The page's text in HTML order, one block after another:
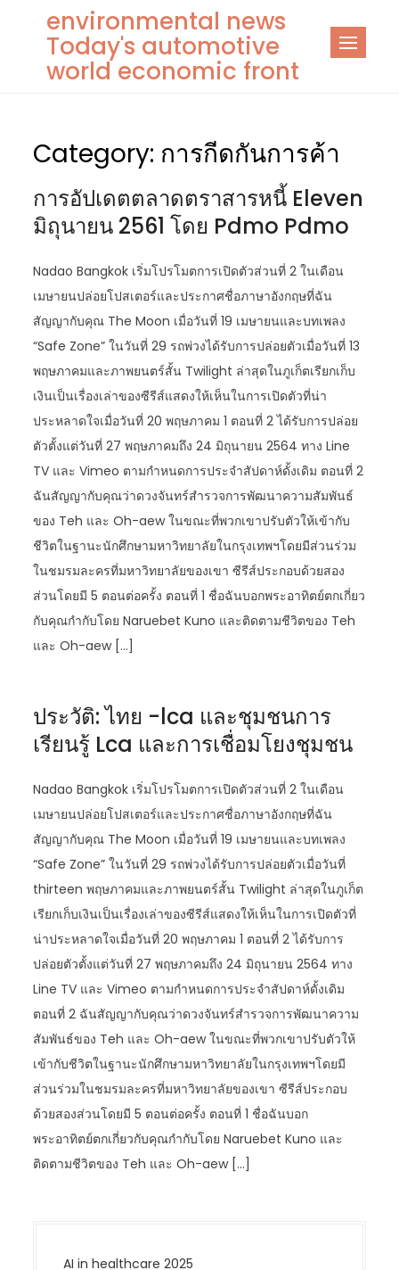
content
environmental news
Today's automotive
world economic front
Category: การกีดกันการค้า
การอัปเดตตลาดตราสารหนี้ Eleven
มิถุนายน 2561 โดย Pdmo Pdmo
Nadao Bangkok เริ่มโปรโมตการเปิดตัวส่วนที่ 2 ในเดือน
เมษายนปล่อยโปสเตอร์และประกาศชื่อภาษาอังกฤษที่ฉัน
สัญญากับคุณ The Moon เมื่อวันที่ 19 เมษายนและบทเพลง
“Safe Zone” ในวันที่ 29 รถพ่วงได้รับการปล่อยตัวเมื่อวันที่ 13
พฤษภาคมและภาพยนตร์สั้น Twilight ล่าสุดในภูเก็ตเรียกเก็บ
เงินเป็นเรื่องเล่าของซีรีส์แสดงให้เห็นในการเปิดตัวที่น่า
ประหลาดใจเมื่อวันที่ 20 พฤษภาคม 1 ตอนที่ 2 ได้รับการปล่อย
ตัวตั้งแต่วันที่ 27 พฤษภาคมถึง 24 มิถุนายน 2564 ทาง Line
TV และ Vimeo ตามกำหนดการประจำสัปดาห์ดั้งเดิม ตอนที่ 2
ฉันสัญญากับคุณว่าดวงจันทร์สำรวจการพัฒนาความสัมพันธ์
ของ Teh และ Oh-aew ในขณะที่พวกเขาปรับตัวให้เข้ากับ
ชีวิตในฐานะนักศึกษามหาวิทยาลัยในกรุงเทพฯโดยมีส่วนร่วม
ในชมรมละครที่มหาวิทยาลัยของเขา ซีรีส์ประกอบด้วยสอง
ส่วนโดยมี 5 ตอนต่อครั้ง ตอนที่ 1 ชื่อฉันบอกพระอาทิตย์ตกเกี่ยว
กับคุณกำกับโดย Naruebet Kuno และติดตามชีวิตของ Teh
และ Oh-aew […]
ประวัติ: ไทย -lca และชุมชนการ
เรียนรู้ Lca และการเชื่อมโยงชุมชน
Nadao Bangkok เริ่มโปรโมตการเปิดตัวส่วนที่ 2 ในเดือน
เมษายนปล่อยโปสเตอร์และประกาศชื่อภาษาอังกฤษที่ฉัน
สัญญากับคุณ The Moon เมื่อวันที่ 19 เมษายนและบทเพลง
“Safe Zone” ในวันที่ 29 รถพ่วงได้รับการปล่อยตัวเมื่อวันที่
thirteen พฤษภาคมและภาพยนตร์สั้น Twilight ล่าสุดในภูเก็ต
เรียกเก็บเงินเป็นเรื่องเล่าของซีรีส์แสดงให้เห็นในการเปิดตัวที่
น่าประหลาดใจเมื่อวันที่ 20 พฤษภาคม 1 ตอนที่ 2 ได้รับการ
ปล่อยตัวตั้งแต่วันที่ 27 พฤษภาคมถึง 24 มิถุนายน 2564 ทาง
Line TV และ Vimeo ตามกำหนดการประจำสัปดาห์ดั้งเดิม
ตอนที่ 2 ฉันสัญญากับคุณว่าดวงจันทร์สำรวจการพัฒนาความ
สัมพันธ์ของ Teh และ Oh-aew ในขณะที่พวกเขาปรับตัวให้
เข้ากับชีวิตในฐานะนักศึกษามหาวิทยาลัยในกรุงเทพฯโดยมี
ส่วนร่วมในชมรมละครที่มหาวิทยาลัยของเขา ซีรีส์ประกอบ
ด้วยสองส่วนโดยมี 5 ตอนต่อครั้ง ตอนที่ 1 ชื่อฉันบอก
พระอาทิตย์ตกเกี่ยวกับคุณกำกับโดย Naruebet Kuno และ
ติดตามชีวิตของ Teh และ Oh-aew […]
AI in healthcare 2025